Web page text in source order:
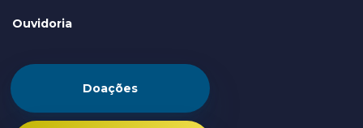
Ouvidoria
Doações